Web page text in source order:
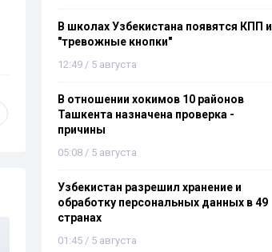
В школах Узбекистана появятся КПП и
"тревожные кнопки"
12:49 / 5 августа
В отношении хокимов 10 районов
Ташкента назначена проверка -
причины
05:08 / 5 августа
Узбекистан разрешил хранение и
обработку персональных данных в 49
странах
01:45 / 5 августа